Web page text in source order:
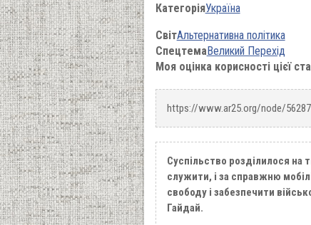
КатегоріяУкраїна
СвітАльтернативна політика
СпецтемаВеликий Перехід
Моя оцінка корисності цієї
https://www.ar25.org/node/56287
Суспільство розділилося на
служити, і за справжню
свободу і забезпечити
Гайдай.